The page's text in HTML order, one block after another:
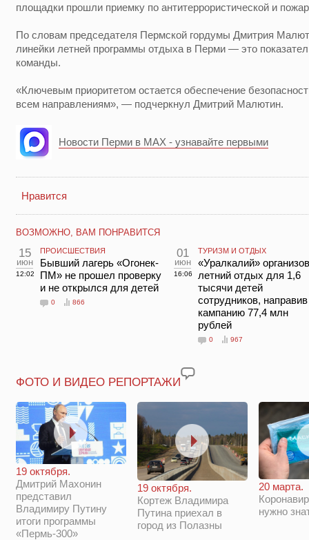
площадки прошли приемку по антитеррористической и
По словам председателя Пермской гордумы Дмитрия
линейки летней программы отдыха в Перми — это
команды.
«Ключевым приоритетом остается обеспечение
всем направлениям», — подчеркнул Дмитрий Малютин.
Новости Перми в MAX - узнавайте первыми
Нравится
ВОЗМОЖНО, ВАМ ПОНРАВИТСЯ
15
июн
12:02
ПРОИСШЕСТВИЯ
Бывший лагерь «Огонек-
ПМ» не прошел проверку
и не открылся для детей
0 866
01
июн
16:06
ТУРИЗМ И ОТДЫХ
«Уралкалий»
летний отдых для 1,6
тысячи детей
сотрудников,
кампанию 77,4 млн
рублей
0 967
ФОТО И ВИДЕО РЕПОРТАЖИ
19 октября.
Дмитрий Махонин
представил
Владимиру Путину
итоги программы
«Пермь-300»
19 октября.
Кортеж Владимира
Путина приехал в
город из Полазны
20 марта.
нужно